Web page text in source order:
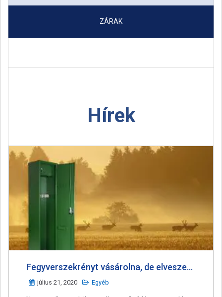
ZÁRAK
Hírek
Fegyverszekrényt vásárolna, de elveszettnek érzi magát az óriási kínálat között?
július 21, 2020 Egyéb